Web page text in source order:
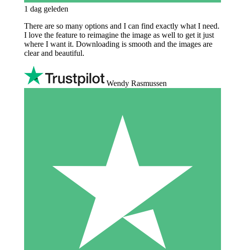
1 dag geleden
There are so many options and I can find exactly what I need.
I love the feature to reimagine the image as well to get it just
where I want it. Downloading is smooth and the images are
clear and beautiful.
Wendy Rasmussen